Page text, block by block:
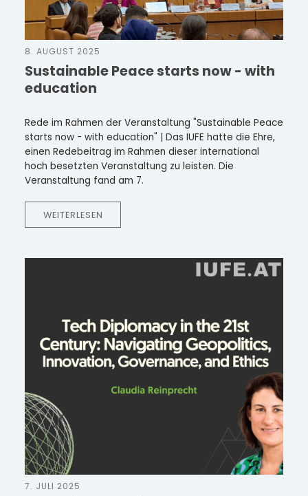
8. AUGUST 2025
Sustainable Peace starts now - with
education
Rede im Rahmen der Veranstaltung "Sustainable Peace
starts now - with education" | Das IUFE hatte die Ehre,
einen Redebeitrag im Rahmen dieser international
hoch besetzten Veranstaltung zu leisten. Die
Veranstaltung fand am 7.
WEITERLESEN
7. JULI 2025